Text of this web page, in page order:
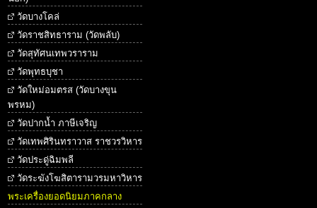
วัดบางโคล่
วัดราชสิทธาราม (วัดพลับ)
วัดสุทัศนเทพวราราม
วัดพุทธบุชา
วัดใหม่อมตรส (วัดบางขุน
พรหม)
วัดปากน้ำ ภาษีเจริญ
วัดเทพศิรินทราวาส ราชวรวิหาร
วัดประดู่ฉิมพลี
วัดระฆังโฆสิตารามวรมหาวิหาร
พระเครื่องยอดนิยมภาคกลาง